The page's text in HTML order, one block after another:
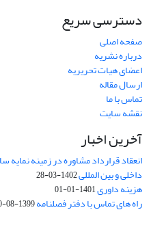
دسترسی سریع
صفحه اصلی
درباره نشریه
اعضای هیات تحریریه
ارسال مقاله
تماس با ما
نقشه سایت
آخرین اخبار
انعقاد قرارداد مشاوره در زمینه نمایه
داخلی و بین المللی1402-03-28
هزینه داوری1401-01-01
راه های تماس با دفتر فصلنامه1399-08-20